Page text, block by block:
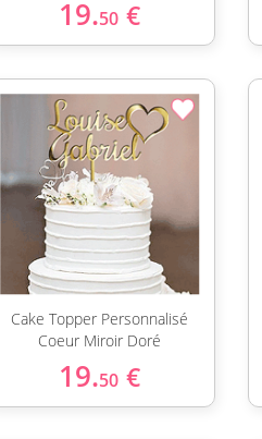
19.50 €
Cake Topper Personnalisé
Coeur Miroir Doré
19.50 €